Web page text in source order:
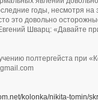
годы, несмотря на
это довольно
Шварц: «Давайте
полтергейста при
kolonka/nikita-tomin/